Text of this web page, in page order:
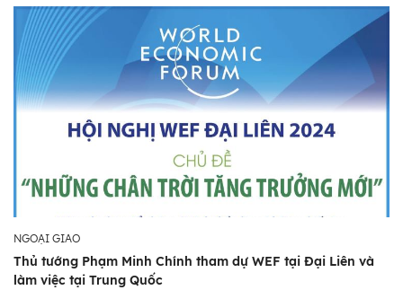
NGOẠI GIAO
Thủ tướng Phạm Minh Chính tham dự WEF tại Đại Liên và
làm việc tại Trung Quốc